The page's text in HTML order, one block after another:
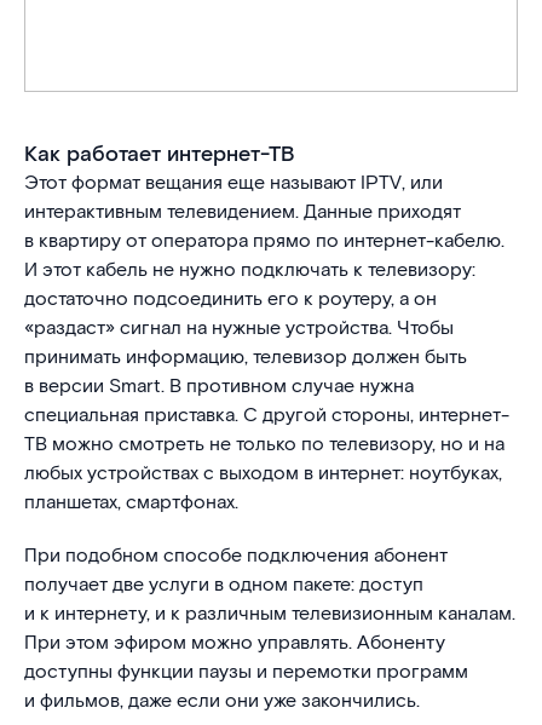
Как работает интернет-ТВ
Этот формат вещания еще называют IPTV, или
интерактивным телевидением. Данные приходят
в квартиру от оператора прямо по интернет-кабелю.
И этот кабель не нужно подключать к телевизору:
достаточно подсоединить его к роутеру, а он
«раздаст» сигнал на нужные устройства. Чтобы
принимать информацию, телевизор должен быть
в версии Smart. В противном случае нужна
специальная приставка. С другой стороны, интернет-
ТВ можно смотреть не только по телевизору, но и на
любых устройствах с выходом в интернет: ноутбуках,
планшетах, смартфонах.
При подобном способе подключения абонент
получает две услуги в одном пакете: доступ
и к интернету, и к различным телевизионным каналам.
При этом эфиром можно управлять. Абоненту
доступны функции паузы и перемотки программ
и фильмов, даже если они уже закончились.